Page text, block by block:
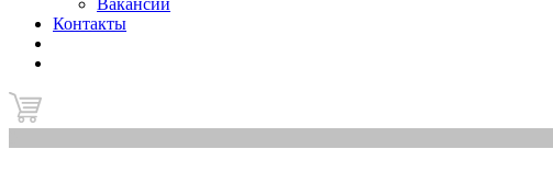
Вакансии
Контакты